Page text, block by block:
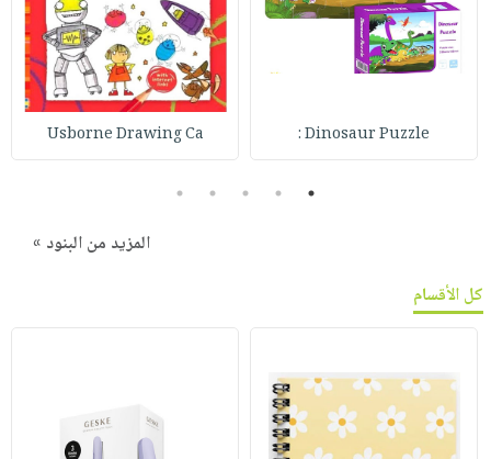
Dinosaur Puzzle :
Usborne Drawing Ca
1
2
3
4
5
المزيد من البنود »
كل الأقسام